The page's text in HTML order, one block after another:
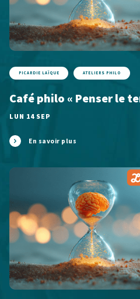
PICARDIE LAÏQUE ATELIERS PHILO
Café philo « Penser le
LUN 14 SEP
En savoir plus